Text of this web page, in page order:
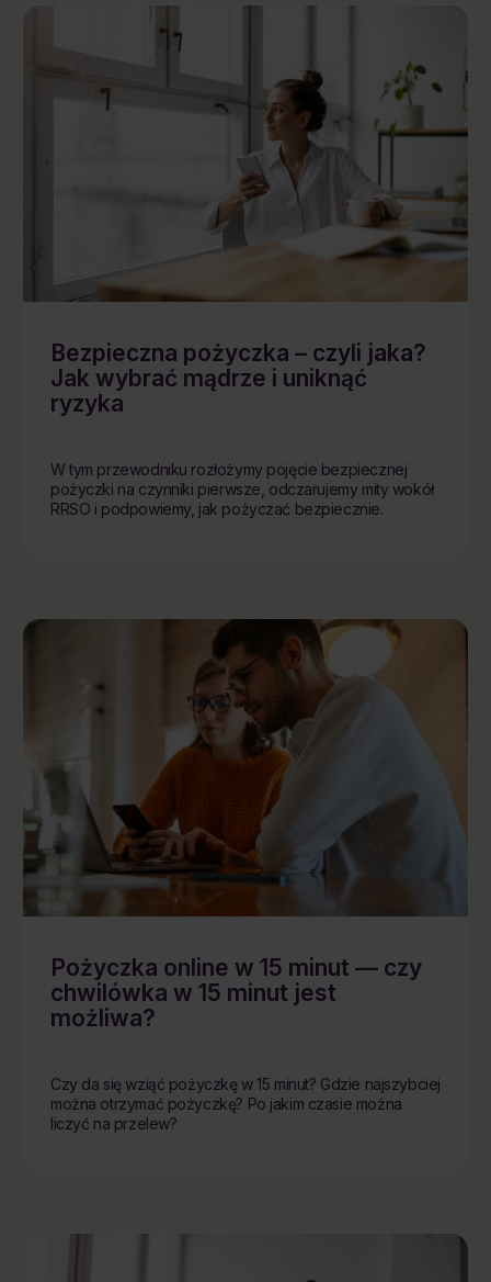
Bezpieczna pożyczka – czyli jaka?
Jak wybrać mądrze i uniknąć
ryzyka
W tym przewodniku rozłożymy pojęcie bezpiecznej
pożyczki na czynniki pierwsze, odczarujemy mity wokół
RRSO i podpowiemy, jak pożyczać bezpiecznie.
Pożyczka online w 15 minut — czy
chwilówka w 15 minut jest
możliwa?
Czy da się wziąć pożyczkę w 15 minut? Gdzie najszybciej
można otrzymać pożyczkę? Po jakim czasie można
liczyć na przelew?